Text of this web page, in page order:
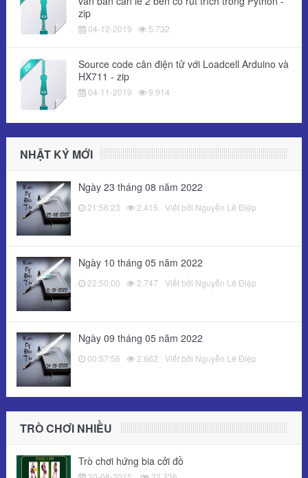
zip
04-12-2019 5.732
Source code cân điện tử với Loadcell Arduino và
HX711 - zip
04-11-2019 9.914
NHẬT KÝ MỚI
Ngày 23 tháng 08 năm 2022
21:56:23 2.415 Viết bởi Nguyễn Lê Điệp
Ngày 10 tháng 05 năm 2022
22:50:00 2.747 Viết bởi Nguyễn Lê Điệp
Ngày 09 tháng 05 năm 2022
00:57:56 2.662 Viết bởi Nguyễn Lê Điệp
TRÒ CHƠI NHIỀU
Trò chơi hứng bia cởi đồ